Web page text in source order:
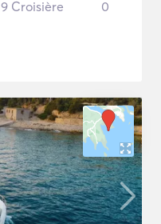
9 Croisière 0